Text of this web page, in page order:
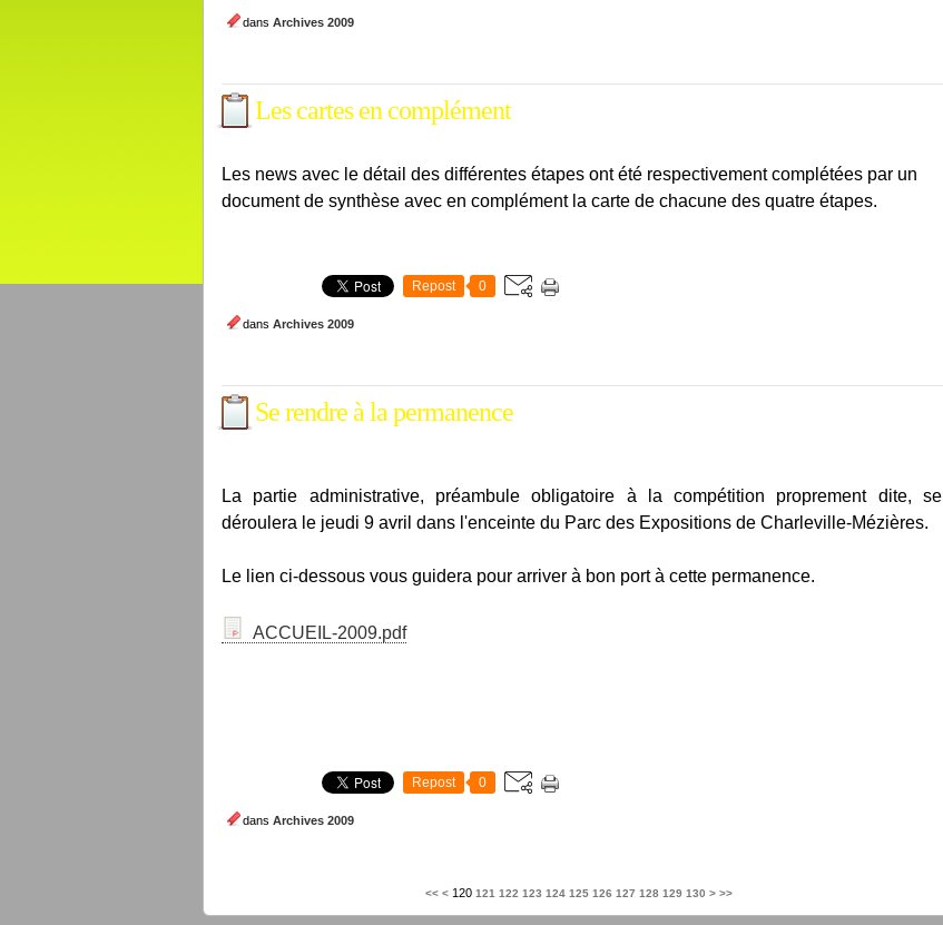
dans Archives 2009
Les cartes en complément
Les news avec le détail des différentes étapes ont été respectivement complétées par un
document de synthèse avec en complément la carte de chacune des quatre étapes.
Repost 0
dans Archives 2009
Se rendre à la permanence
La partie administrative, préambule obligatoire à la compétition proprement dite, se
déroulera le jeudi 9 avril dans l'enceinte du Parc des Expositions de Charleville-Mézières.
Le lien ci-dessous vous guidera pour arriver à bon port à cette permanence.
ACCUEIL-2009.pdf
Repost 0
dans Archives 2009
<< < 100
110
120 121 122 123 124 125 126 127 128 129 130 > >>